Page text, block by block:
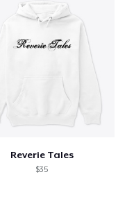
Reverie Tales
$35